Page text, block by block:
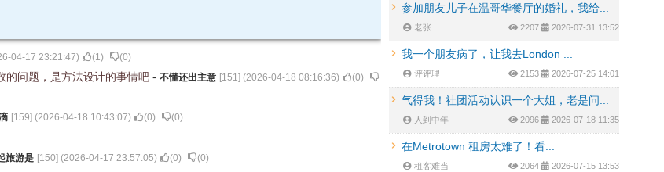
04-17 23:21:47) (1) (0)
的问题，是方法设计的事情吧 - 不懂还出主意 [151] (2026-04-18 08:16:36) (0)
[159] (2026-04-18 10:43:07) (0) (0)
旅游是 [150] (2026-04-17 23:57:05) (0) (0)
参加朋友儿子在温哥华餐厅的婚礼，我给...
老张 2207 2026-07-31 13:52
我一个朋友病了，让我去London ...
评评理 2153 2026-07-25 14:01
气得我！社团活动认识一个大姐，老是问...
人到中年 2096 2026-07-18 11:35
在Metrotown 租房太难了！看...
租客难当 2064 2026-07-15 13:53